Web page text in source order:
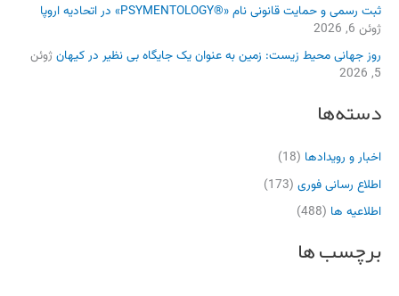
ثبت رسمی و حمایت قانونی نام «®PSYMENTOLOGY» در اتحادیه اروپا
ژوئن 6, 2026
روز جهانی محیط زیست: زمین به عنوان یک جایگاه بی نظیر در کیهانژوئن
5, 2026
دسته‌ها
اخبار و رویدادها (18)
اطلاع رسانی فوری (173)
اطلاعیه ها (488)
برچسب ها